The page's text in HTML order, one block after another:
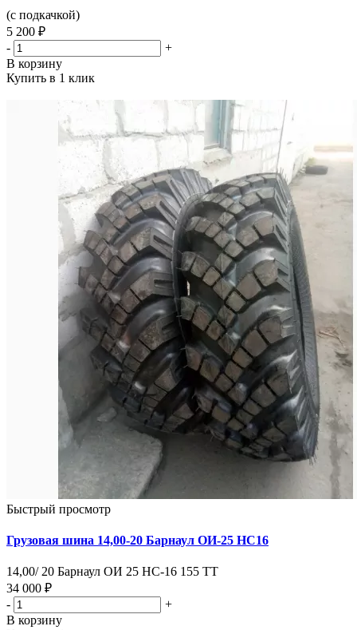
(с подкачкой)
5 200 ₽
-
+
В корзину
Купить в 1 клик
Быстрый просмотр
Грузовая шина 14,00-20 Барнаул ОИ-25 НС16
14,00/ 20 Барнаул ОИ 25 НС-16 155 ТТ
34 000 ₽
-
+
В корзину